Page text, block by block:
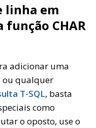
linha em
CHAR
adicionar uma
ou qualquer
T-SQL, basta
como
o oposto, use o